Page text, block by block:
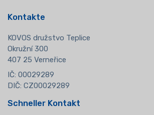
Kontakte
KOVOS družstvo Teplice
Okružní 300
407 25 Verneřice
IČ: 00029289
DIČ: CZ00029289
Schneller Kontakt